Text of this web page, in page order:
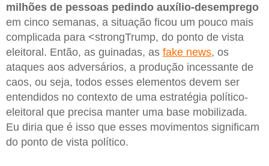
milhões de pessoas pedindo auxílio-desemprego
em cinco semanas, a situação ficou um pouco mais
complicada para <strongTrump, do ponto de vista
eleitoral. Então, as guinadas, as fake news, os
ataques aos adversários, a produção incessante de
caos, ou seja, todos esses elementos devem ser
entendidos no contexto de uma estratégia político-
eleitoral que precisa manter uma base mobilizada.
Eu diria que é isso que esses movimentos significam
do ponto de vista político.